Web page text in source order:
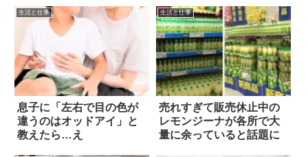
生活と仕事
息子に「左右で目の色が
違うのはオッドアイ」と
教えたら…え
生活と仕事
売れすぎて販売休止中の
レモンジーナが各所で大
量に余っていると話題に